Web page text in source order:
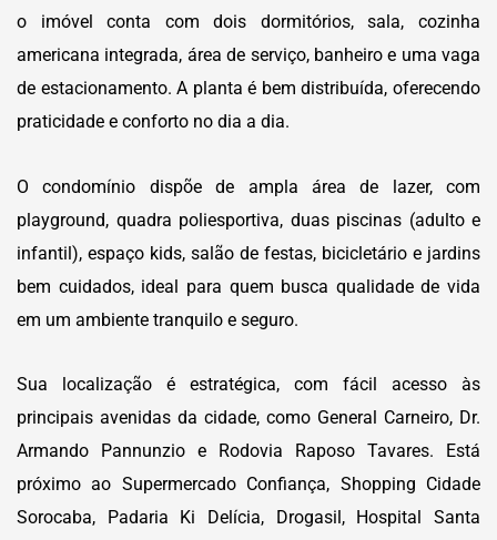
o imóvel conta com dois dormitórios, sala, cozinha
americana integrada, área de serviço, banheiro e uma vaga
de estacionamento. A planta é bem distribuída, oferecendo
praticidade e conforto no dia a dia.
O condomínio dispõe de ampla área de lazer, com
playground, quadra poliesportiva, duas piscinas (adulto e
infantil), espaço kids, salão de festas, bicicletário e jardins
bem cuidados, ideal para quem busca qualidade de vida
em um ambiente tranquilo e seguro.
Sua localização é estratégica, com fácil acesso às
principais avenidas da cidade, como General Carneiro, Dr.
Armando Pannunzio e Rodovia Raposo Tavares. Está
próximo ao Supermercado Confiança, Shopping Cidade
Sorocaba, Padaria Ki Delícia, Drogasil, Hospital Santa